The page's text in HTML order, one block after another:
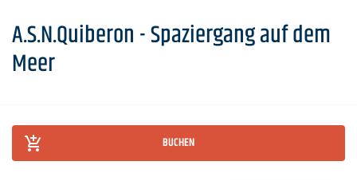
A.S.N.Quiberon - Spaziergang auf dem
Meer
BUCHEN